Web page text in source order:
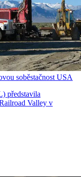
soběstačnost USA
představila
Valley v